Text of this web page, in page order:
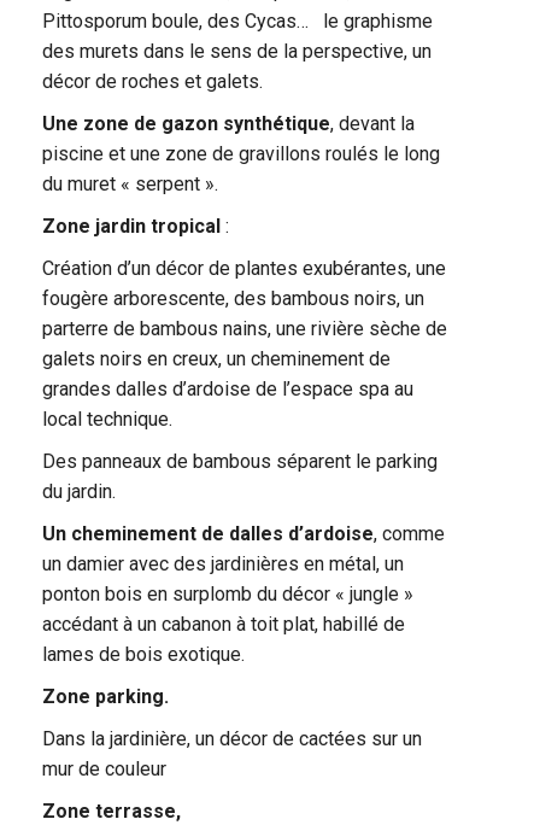
Pittosporum boule, des Cycas… le graphisme
des murets dans le sens de la perspective, un
décor de roches et galets.
Une zone de gazon synthétique, devant la
piscine et une zone de gravillons roulés le long
du muret « serpent ».
Zone jardin tropical :
Création d’un décor de plantes exubérantes, une
fougère arborescente, des bambous noirs, un
parterre de bambous nains, une rivière sèche de
galets noirs en creux, un cheminement de
grandes dalles d’ardoise de l’espace spa au
local technique.
Des panneaux de bambous séparent le parking
du jardin.
Un cheminement de dalles d’ardoise, comme
un damier avec des jardinières en métal, un
ponton bois en surplomb du décor « jungle »
accédant à un cabanon à toit plat, habillé de
lames de bois exotique.
Zone parking.
Dans la jardinière, un décor de cactées sur un
mur de couleur
Zone terrasse,